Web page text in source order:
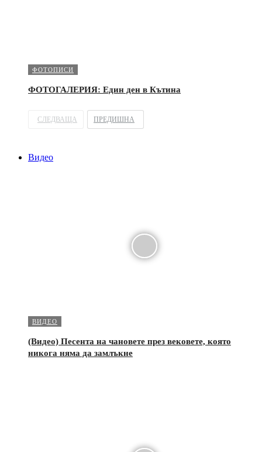
ФОТОПИСИ
ФОТОГАЛЕРИЯ: Един ден в Кътина
СЛЕДВАЩА ПРЕДИШНА
Видео
ВИДЕО
(Видео) Песента на чановете през вековете, която
никога няма да замлъкне